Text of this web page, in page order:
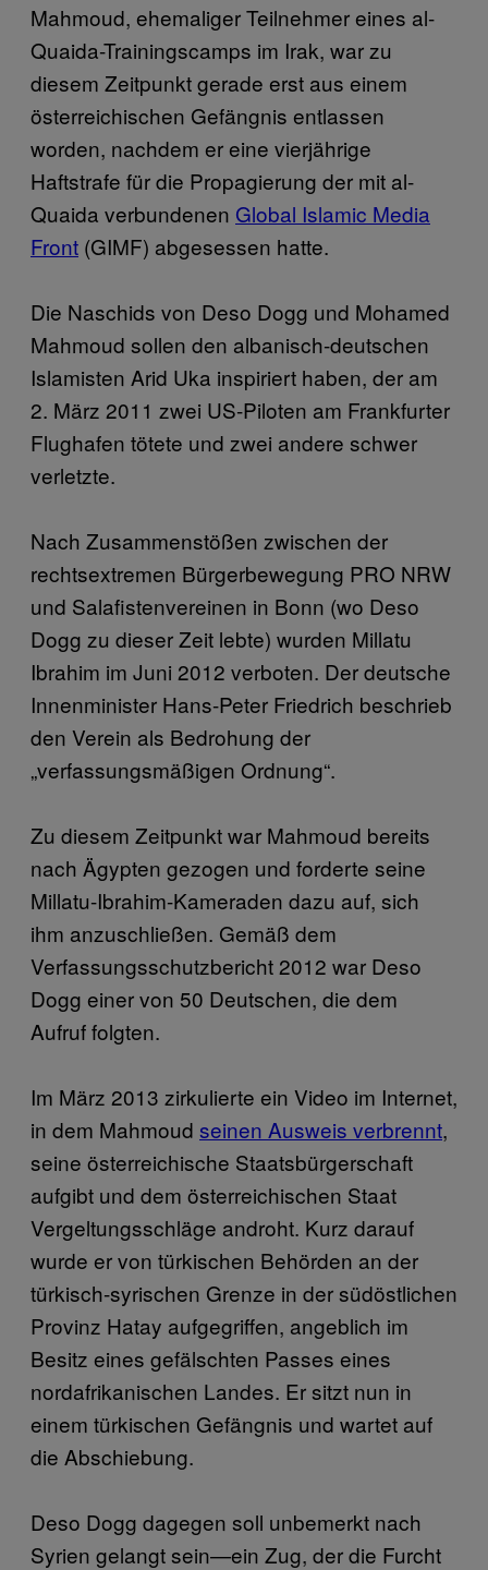
Mahmoud, ehemaliger Teilnehmer eines al-
Quaida-Trainingscamps im Irak, war zu
diesem Zeitpunkt gerade erst aus einem
österreichischen Gefängnis entlassen
worden, nachdem er eine vierjährige
Haftstrafe für die Propagierung der mit al-
Quaida verbundenen Global Islamic Media
Front (GIMF) abgesessen hatte.
Die Naschids von Deso Dogg und Mohamed
Mahmoud sollen den albanisch-deutschen
Islamisten Arid Uka inspiriert haben, der am
2. März 2011 zwei US-Piloten am Frankfurter
Flughafen tötete und zwei andere schwer
verletzte.
Nach Zusammenstößen zwischen der
rechtsextremen Bürgerbewegung PRO NRW
und Salafistenvereinen in Bonn (wo Deso
Dogg zu dieser Zeit lebte) wurden Millatu
Ibrahim im Juni 2012 verboten. Der deutsche
Innenminister Hans-Peter Friedrich beschrieb
den Verein als Bedrohung der
„verfassungsmäßigen Ordnung“.
Zu diesem Zeitpunkt war Mahmoud bereits
nach Ägypten gezogen und forderte seine
Millatu-Ibrahim-Kameraden dazu auf, sich
ihm anzuschließen. Gemäß dem
Verfassungsschutzbericht 2012 war Deso
Dogg einer von 50 Deutschen, die dem
Aufruf folgten.
Im März 2013 zirkulierte ein Video im Internet,
in dem Mahmoud seinen Ausweis verbrennt,
seine österreichische Staatsbürgerschaft
aufgibt und dem österreichischen Staat
Vergeltungsschläge androht. Kurz darauf
wurde er von türkischen Behörden an der
türkisch-syrischen Grenze in der südöstlichen
Provinz Hatay aufgegriffen, angeblich im
Besitz eines gefälschten Passes eines
nordafrikanischen Landes. Er sitzt nun in
einem türkischen Gefängnis und wartet auf
die Abschiebung.
Deso Dogg dagegen soll unbemerkt nach
Syrien gelangt sein—ein Zug, der die Furcht